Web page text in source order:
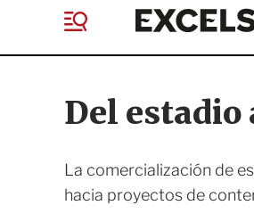
e
Del
La comercialización de
hacia proyectos de